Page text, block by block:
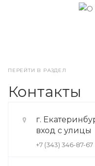
ПЕРЕЙТИ В РАЗДЕЛ
Контакты
г.
вход с улицы
+7 (343) 346-87-67